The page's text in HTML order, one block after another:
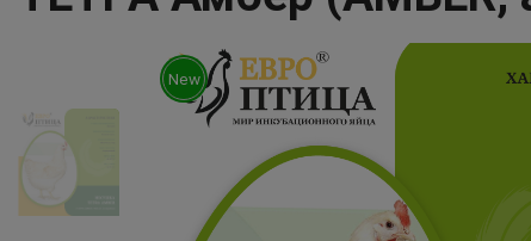
New